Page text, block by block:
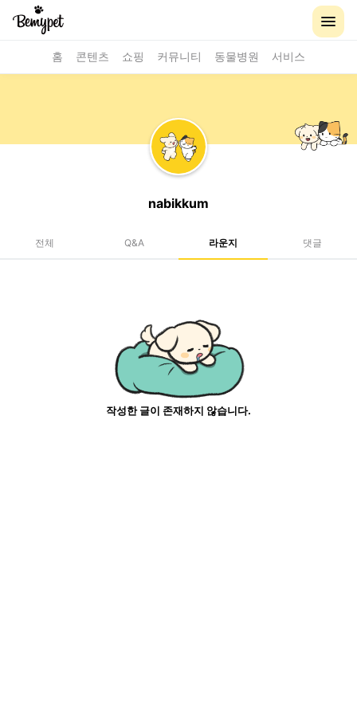
홈 콘텐츠 쇼핑 커뮤니티 동물병원 서비스
nabikkum
전체 Q&A 라운지 댓글
작성한 글이 존재하지 않습니다.